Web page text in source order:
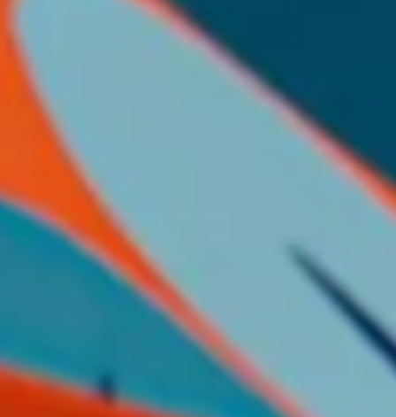
У кошику немає
товарів.
До Магазину